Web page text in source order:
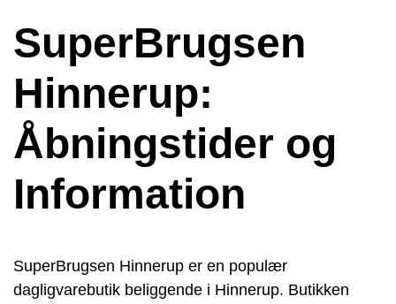
SuperBrugsen
Hinnerup:
Åbningstider og
Information
SuperBrugsen Hinnerup er en populær
dagligvarebutik beliggende i Hinnerup. Butikken